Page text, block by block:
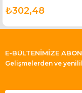
₺302,48
E-BÜLTENİMİZE
Gelişmelerden ve